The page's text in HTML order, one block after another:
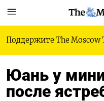
Поддержите The Moscow
Юань у
после